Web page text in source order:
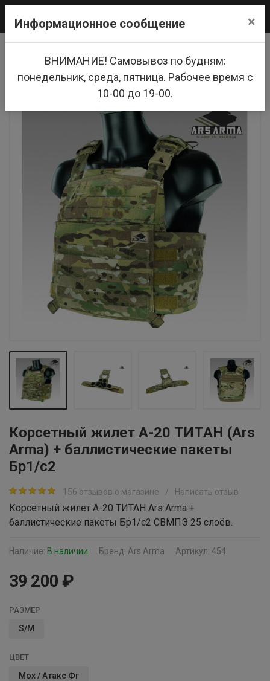
Корсетный жилет А-20 ТИТАН (Ars Arma) +
Корсетный жилет А-20 ТИТАН (Ars
Arma) + баллистические пакеты
Бр1/с2
156 отзывов о магазине / Написать отзыв
Корсетный жилет А-20 ТИТАН Ars Arma +
баллистические пакеты Бр1/с2 СВМПЭ 25 слоёв.
Наличие: В наличии Бренд: Ars Arma Артикул: 454
39 200 ₽
РАЗМЕР
S/M
ЦВЕТ
Мох / Атакс Фг
Информационное сообщение ×
ВНИМАНИЕ! Самовывоз по будням:
понедельник, среда, пятница. Рабочее время с
10-00 до 19-00.